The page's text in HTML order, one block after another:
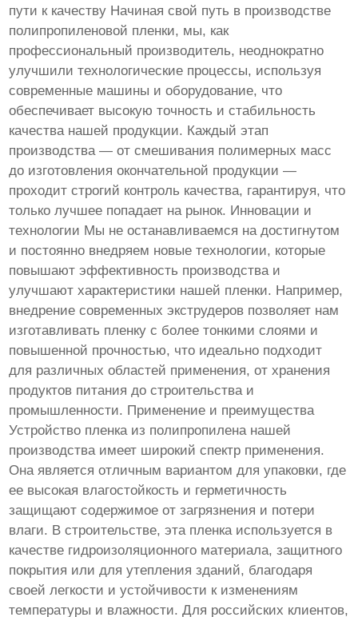
пути к качеству Начиная свой путь в производстве
полипропиленовой пленки, мы, как
профессиональный производитель, неоднократно
улучшили технологические процессы, используя
современные машины и оборудование, что
обеспечивает высокую точность и стабильность
качества нашей продукции. Каждый этап
производства — от смешивания полимерных масс
до изготовления окончательной продукции —
проходит строгий контроль качества, гарантируя, что
только лучшее попадает на рынок. Инновации и
технологии Мы не останавливаемся на достигнутом
и постоянно внедряем новые технологии, которые
повышают эффективность производства и
улучшают характеристики нашей пленки. Например,
внедрение современных экструдеров позволяет нам
изготавливать пленку с более тонкими слоями и
повышенной прочностью, что идеально подходит
для различных областей применения, от хранения
продуктов питания до строительства и
промышленности. Применение и преимущества
Устройство пленка из полипропилена нашей
производства имеет широкий спектр применения.
Она является отличным вариантом для упаковки, где
ее высокая влагостойкость и герметичность
защищают содержимое от загрязнения и потери
влаги. В строительстве, эта пленка используется в
качестве гидроизоляционного материала, защитного
покрытия или для утепления зданий, благодаря
своей легкости и устойчивости к изменениям
температуры и влажности. Для российских клиентов,